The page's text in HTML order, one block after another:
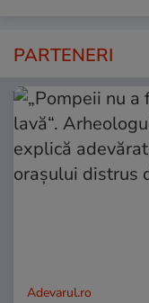
PARTENERI
Adevarul.ro